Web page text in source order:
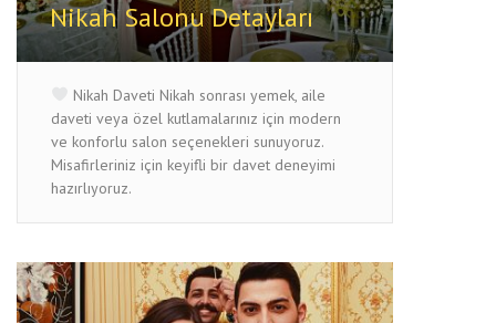
Nikah Salonu Detayları
Nikah Daveti Nikah sonrası yemek, aile
daveti veya özel kutlamalarınız için modern
ve konforlu salon seçenekleri sunuyoruz.
Misafirleriniz için keyifli bir davet deneyimi
hazırlıyoruz.